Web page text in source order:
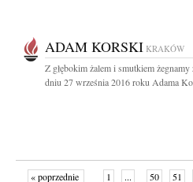
ADAM KORSKI KRAKÓW
Z głębokim żalem i smutkiem żegnamy
dniu 27 września 2016 roku Adama
« poprzednie 1 ... 50 51